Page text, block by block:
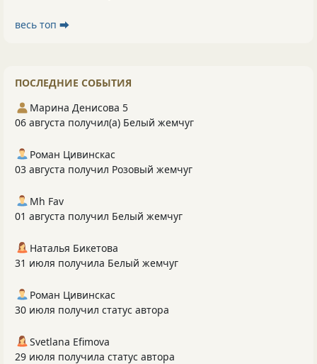
весь топ ⮕
ПОСЛЕДНИЕ СОБЫТИЯ
Марина Денисова 5
06 августа получил(а) Белый жемчуг
Роман Цивинскас
03 августа получил Розовый жемчуг
Mh Fav
01 августа получил Белый жемчуг
Наталья Бикетова
31 июля получила Белый жемчуг
Роман Цивинскас
30 июля получил статус автора
Svetlana Efimova
29 июля получила статус автора